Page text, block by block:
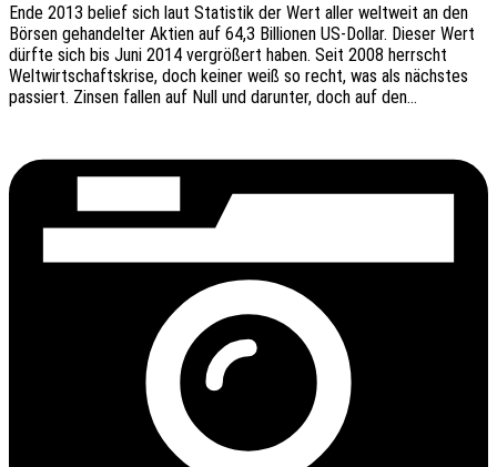
Ende 2013 belief sich laut Statis­tik der Wert aller welt­weit an den
Börsen gehan­del­ter Aktien auf 64,3 Billio­nen US-Dollar. Dieser Wert
dürfte sich bis Juni 2014 vergrö­ßert haben. Seit 2008 herrscht
Welt­wirt­schafts­kri­se, doch keiner weiß so recht, was als nächs­tes
passiert. Zinsen fallen auf Null und darun­ter, doch auf den…